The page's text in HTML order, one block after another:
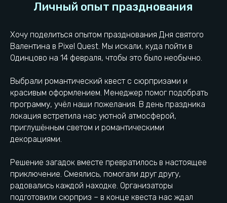
Хочу поделиться опытом празднования Дня святого
Валентина в Pixel Quest. Мы искали, куда пойти в
Одинцово на 14 февраля, чтобы это было необычно.
Выбрали романтический квест с сюрпризами и
красивым оформлением. Менеджер помог подобрать
программу, учёл наши пожелания. В день праздника
локация встретила нас уютной атмосферой,
приглушённым светом и романтическими
декорациями.
Решение загадок вместе превратилось в настоящее
приключение. Смеялись, помогали друг другу,
радовались каждой находке. Организаторы
подготовили сюрприз – в конце квеста нас ждал